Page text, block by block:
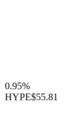
0.95%
HYPE$55.81